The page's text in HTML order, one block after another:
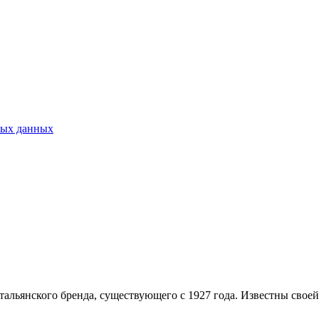
данных
бренда, существующего с 1927 года. Известны